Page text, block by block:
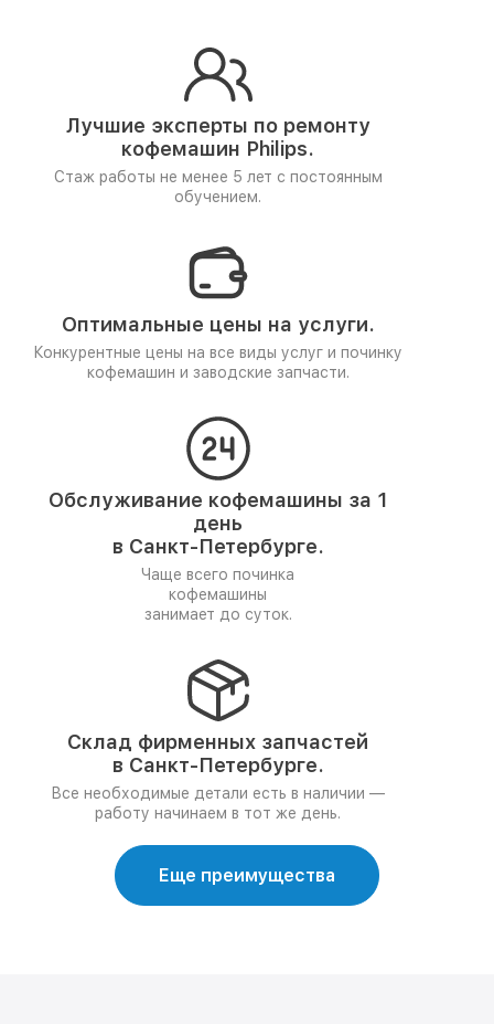
Лучшие эксперты по ремонту
кофемашин Philips.
Стаж работы не менее 5 лет с постоянным
обучением.
Оптимальные цены на услуги.
Конкурентные цены на все виды услуг и починку
кофемашин и заводские запчасти.
Обслуживание кофемашины за 1
день
в Санкт-Петербурге.
Чаще всего починка
кофемашины
занимает до суток.
Склад фирменных запчастей
в Санкт-Петербурге.
Все необходимые детали есть в наличии —
работу начинаем в тот же день.
Еще преимущества